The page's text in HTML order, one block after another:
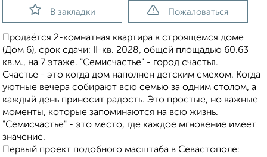
В закладки Пожаловаться
Продаётся 2-комнатная квартира в строящемся доме
(Дом 6), срок сдачи: II-кв. 2028, общей площадью 60.63
кв.м., на 7 этаже. "Семисчастье" - город счастья.
Счастье - это когда дом наполнен детским смехом. Когда
уютные вечера собирают всю семью за одним столом, а
каждый день приносит радость. Это простые, но важные
моменты, которые запоминаются на всю жизнь.
"Семисчастье" - это место, где каждое мгновение имеет
значение.
Первый проект подобного масштаба в Севастополе: